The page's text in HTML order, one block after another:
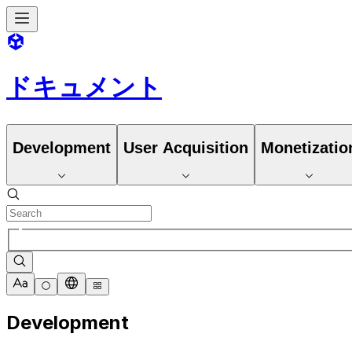
ドキュメント
Development User Acquisition
Development